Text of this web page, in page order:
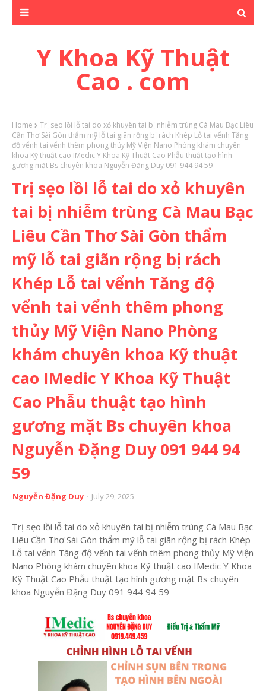
Y Khoa Kỹ Thuật
Cao . com
Home
Trị sẹo lồi lỗ tai do xỏ khuyên tai bị nhiễm trùng Cà Mau Bạc Liêu
Cần Thơ Sài Gòn thẩm mỹ lỗ tai giãn rộng bị rách Khép Lỗ tai vểnh Tăng
độ vểnh tai vểnh thêm phong thủy Mỹ Viện Nano Phòng khám chuyên
khoa Kỹ thuật cao IMedic Y Khoa Kỹ Thuật Cao Phẫu thuật tạo hình
gương mặt Bs chuyên khoa Nguyễn Đặng Duy 091 944 94 59
Trị sẹo lồi lỗ tai do xỏ khuyên
tai bị nhiễm trùng Cà Mau Bạc
Liêu Cần Thơ Sài Gòn thẩm
mỹ lỗ tai giãn rộng bị rách
Khép Lỗ tai vểnh Tăng độ
vểnh tai vểnh thêm phong
thủy Mỹ Viện Nano Phòng
khám chuyên khoa Kỹ thuật
cao IMedic Y Khoa Kỹ Thuật
Cao Phẫu thuật tạo hình
gương mặt Bs chuyên khoa
Nguyễn Đặng Duy 091 944 94
59
Nguyễn Đặng Duy July 29, 2025
Trị sẹo lồi lỗ tai do xỏ khuyên tai bị nhiễm trùng Cà Mau Bạc
Liêu Cần Thơ Sài Gòn thẩm mỹ lỗ tai giãn rộng bị rách Khép
Lỗ tai vểnh Tăng độ vểnh tai vểnh thêm phong thủy Mỹ Viện
Nano Phòng khám chuyên khoa Kỹ thuật cao IMedic Y Khoa
Kỹ Thuật Cao Phẫu thuật tạo hình gương mặt Bs chuyên
khoa Nguyễn Đặng Duy 091 944 94 59